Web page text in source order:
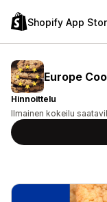
Shopify App
Europe
Hinnoittelu
Ilmainen kokeilu